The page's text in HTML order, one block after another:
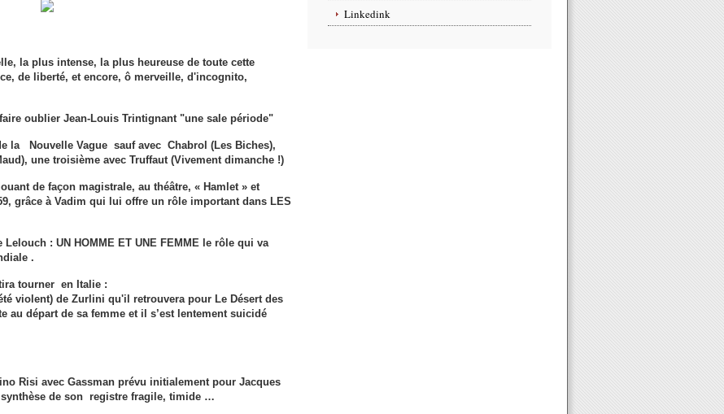
la plus intense, la plus heureuse de toute cette
de liberté, et encore, ô merveille, d'incognito,
oublier Jean-Louis Trintignant "une sale période"
la Nouvelle Vague sauf avec Chabrol (Les Biches),
une troisième avec Truffaut (Vivement dimanche !)
de façon magistrale, au théâtre, « Hamlet » et
grâce à Vadim qui lui offre un rôle important dans LES
: UN HOMME ET UNE FEMME le rôle qui va
.
tourner en Italie :
violent) de Zurlini qu'il retrouvera pour Le Désert des
au départ de sa femme et il s’est lentement suicidé
Risi avec Gassman prévu initialement pour Jacques
de son registre fragile, timide …
Linkedink